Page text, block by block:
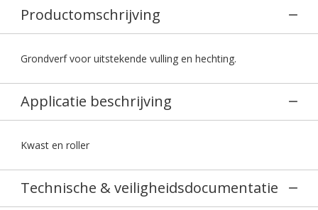
Productomschrijving
Grondverf voor uitstekende vulling en hechting.
Applicatie beschrijving
Kwast en roller
Technische & veiligheidsdocumentatie